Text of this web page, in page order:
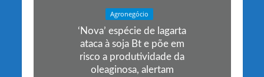
Agronegócio
‘Nova’ espécie de lagarta
ataca à soja Bt e põe em
risco a produtividade da
oleaginosa, alertam